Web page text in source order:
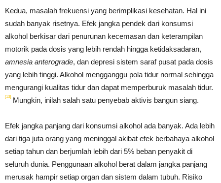
Kedua, masalah frekuensi yang berimplikasi kesehatan. Hal ini
sudah banyak risetnya. Efek jangka pendek dari konsumsi
alkohol berkisar dari penurunan kecemasan dan keterampilan
motorik pada dosis yang lebih rendah hingga ketidaksadaran,
amnesia anterograde, dan depresi sistem saraf pusat pada dosis
yang lebih tinggi. Alkohol mengganggu pola tidur normal sehingga
mengurangi kualitas tidur dan dapat memperburuk masalah tidur.
[13] Mungkin, inilah salah satu penyebab aktivis bangun siang.
Efek jangka panjang dari konsumsi alkohol ada banyak. Ada lebih
dari tiga juta orang yang meninggal akibat efek berbahaya alkohol
setiap tahun dan berjumlah lebih dari 5% beban penyakit di
seluruh dunia. Penggunaan alkohol berat dalam jangka panjang
merusak hampir setiap organ dan sistem dalam tubuh. Risiko